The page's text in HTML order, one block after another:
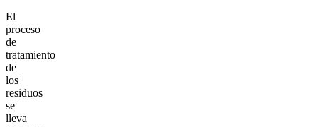
El
proceso
de
tratamiento
de
los
residuos
se
lleva